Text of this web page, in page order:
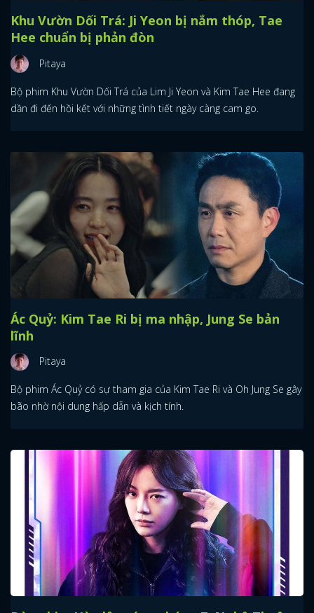
Khu Vườn Dối Trá: Ji Yeon bị nắm thóp, Tae
Hee chuẩn bị phản đòn
Pitaya
Bộ phim Khu Vườn Dối Trá của Lim Ji Yeon và Kim Tae Hee đang
dần đi đến hồi kết với những tình tiết ngày càng cam go.
Ác Quỷ: Kim Tae Ri bị ma nhập, Jung Se bản
lĩnh
Pitaya
Bộ phim Ác Quỷ có sự tham gia của Kim Tae Ri và Oh Jung Se gây
bão nhờ nội dung hấp dẫn và kịch tính.